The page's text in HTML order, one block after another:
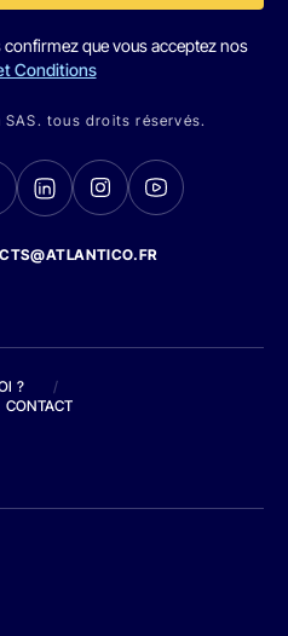
que vous acceptez nos
Conditions
tous droits réservés.
?
/
CONTACT